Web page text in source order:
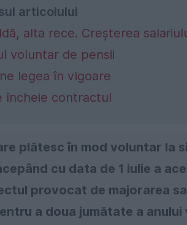
articolului
alta rece. Creșterea
voluntar de pensii
legea în vigoare
încheie contractul
plătesc în mod voluntar la
cu data de 1 iulie a
provocat de majorarea
a doua jumătate a